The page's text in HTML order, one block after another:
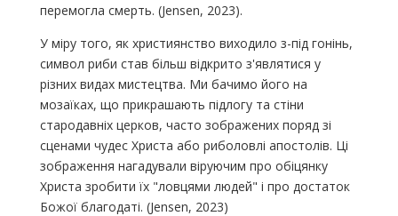
перемогла смерть. (Jensen, 2023).
У міру того, як християнство виходило з-під гонінь,
символ риби став більш відкрито з'являтися у
різних видах мистецтва. Ми бачимо його на
мозаїках, що прикрашають підлогу та стіни
стародавніх церков, часто зображених поряд зі
сценами чудес Христа або риболовлі апостолів. Ці
зображення нагадували віруючим про обіцянку
Христа зробити їх "ловцями людей" і про достаток
Божої благодаті. (Jensen, 2023)